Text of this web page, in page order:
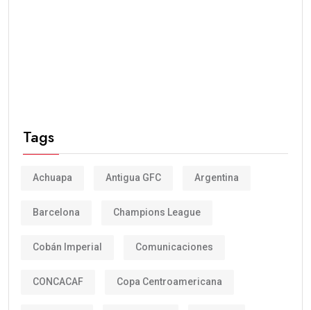
Tags
Achuapa Antigua GFC Argentina
Barcelona Champions League
Cobán Imperial Comunicaciones
CONCACAF Copa Centroamericana